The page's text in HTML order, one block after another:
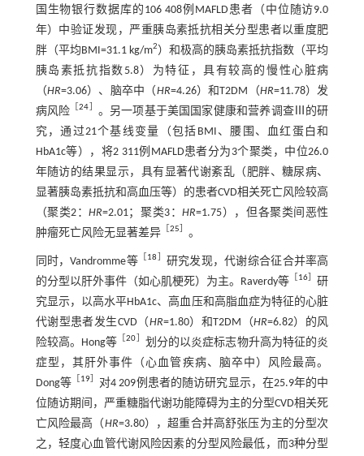
国生物银行数据库的106 408例MAFLD患者（中位随访9.0
年）中验证发现，严重胰岛素抵抗相关分型患者以重度肥
胖（平均BMI=31.1 kg/m2）和极高的胰岛素抵抗指数（平均
胰岛素抵抗指数5.8）为特征，具有较高的慢性心脏病
（HR=3.06）、脑卒中（HR=4.26）和T2DM（HR=11.78）发
病风险 ［24］ 。另一项基于美国国家健康和营养调查Ⅲ的研
究，通过21个基线变量（包括BMI、腰围、血红蛋白和
HbA1c等），将2 311例MAFLD患者分为3个聚类，中位26.0
年随访的结果显示，具有显著代谢紊乱（肥胖、糖尿病、
显著胰岛素抵抗和高血压等）的患者CVD相关死亡风险较高
（聚类2：HR=2.01；聚类3：HR=1.75），但各聚类间恶性
肿瘤死亡风险无显著差异 ［25］ 。
同时，Vandromme等［18］ 研究发现，代谢综合征合并率高
的分型以肝外事件（如心肌梗死）为主。Raverdy等 ［16］研
究显示，以高水平HbA1c、高血压和高脂血症为特征的心脏
代谢型患者发生CVD（HR=1.80）和T2DM（HR=6.82）的风
险较高。Hong等 ［20］ 划分的以炎症标志物升高为特征的炎
症型，其肝外事件（心血管疾病、脑卒中）风险最高。
Dong等［19］ 对4 209例患者的随访研究显示，在25.9年的中
位随访期间，严重糖脂代谢功能障碍为主的分型CVD相关死
亡风险最高（HR=3.80），超重合并高舒张压为主的分型次
之，轻度心血管代谢风险因素的分型风险最低，而3种分型